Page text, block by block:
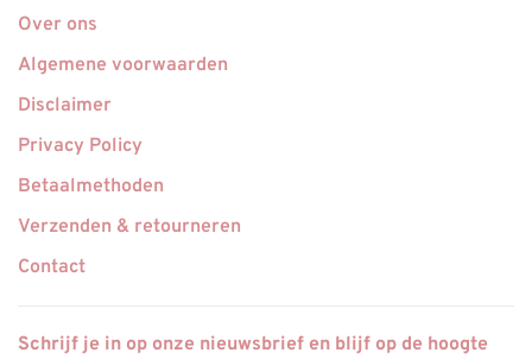
Over ons
Algemene voorwaarden
Disclaimer
Privacy Policy
Betaalmethoden
Verzenden & retourneren
Contact
Schrijf je in op onze nieuwsbrief en blijf op de hoogte